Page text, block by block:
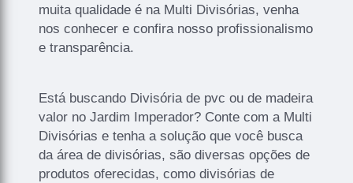
muita qualidade é na Multi Divisórias, venha
nos conhecer e confira nosso profissionalismo
e transparência.
Está buscando Divisória de pvc ou de madeira
valor no Jardim Imperador? Conte com a Multi
Divisórias e tenha a solução que você busca
da área de divisórias, são diversas opções de
produtos oferecidas, como divisórias de